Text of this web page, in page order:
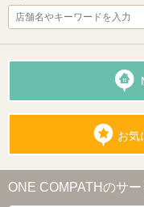
お気
ONE COMPATHのサー